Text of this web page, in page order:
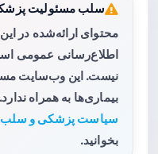
سلب مسئولیت
محتوای ارائه‌شده در
اطلاع‌رسانی عمومی
نیست. این وب‌سایت
بیماری‌ها به همراه
سیاست پزشکی و
بخوانید.